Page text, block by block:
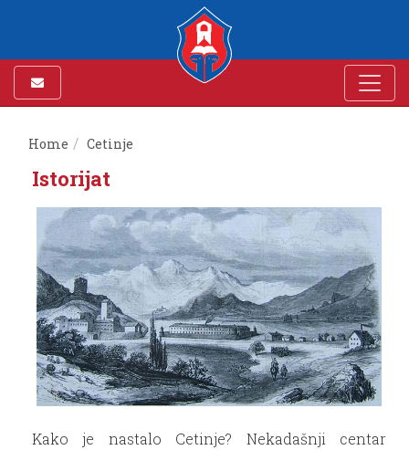
Home Cetinje
Istorijat
Kako je nastalo Cetinje? Nekadašnji centar